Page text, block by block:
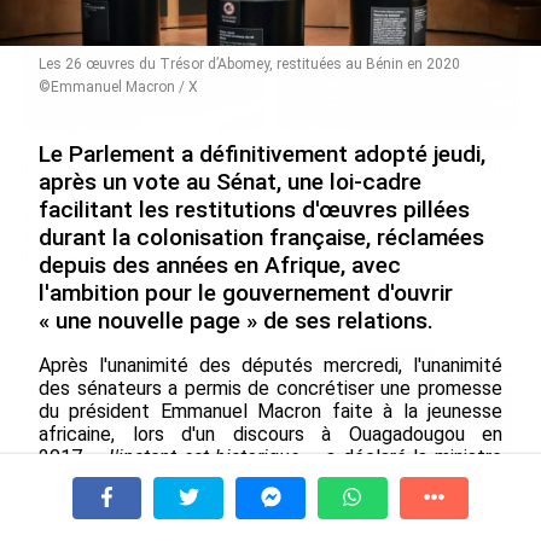
De Messi à Trump :
l’expérience internationale
du Martiniquais Benoît Etinof
au service du Karibea Sainte-
Luce en Martinique
le 07/08/2026
Avec VEENI, le Guadeloupéen
Yanis Foy entend participer
au développement
touristique des Outre-mer
le 06/08/2026
Après 5 ans à la SARA aux Antilles,
Olivier Cotta prend la direction
générale de...
le 05/08/2026
En juin 2026, les prix à la
consommation diminuent à
À la une Tv Radio A Propos
Les 26 œuvres du Trésor d’Abomey, restituées au Bénin en 2020
©Emmanuel Macron / X
Le Parlement a définitivement adopté jeudi,
après un vote au Sénat, une loi-cadre
facilitant les restitutions d'œuvres pillées
durant la colonisation française, réclamées
depuis des années en Afrique, avec
l'ambition pour le gouvernement d'ouvrir
« une nouvelle page » de ses relations.
Après l'unanimité des députés mercredi, l'unanimité
des sénateurs a permis de concrétiser une promesse
du président Emmanuel Macron faite à la jeunesse
africaine, lors d'un discours à Ouagadougou en
2017. « L'instant est historique », a déclaré la ministre
de la Culture, Catherine Pégard, en saluant le choix de
la France «
d'ouvrir une nouvelle page
» de son
histoire.